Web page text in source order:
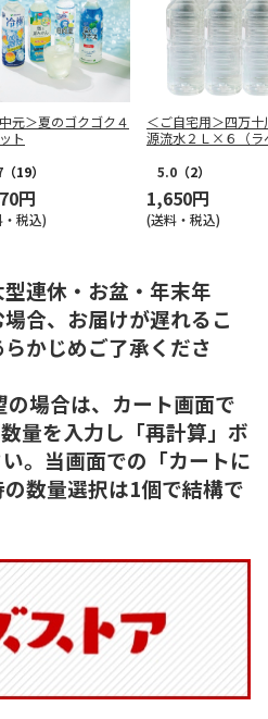
元＞夏のゴクゴク４
ト
（19）
円
税込)
＜ご自宅用＞四万十
源流水２Ｌ×６（ラ
5.0 （2）
1,650円
(送料・税込)
連休・お盆・年末年
合、お届けが遅れるこ
かじめご了承くださ
場合は、カート画面で
量を入力し「再計算」ボ
。当画面での「カートに
数量選択は1個で結構で